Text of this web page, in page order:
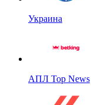
Украина
АПЛ Top News